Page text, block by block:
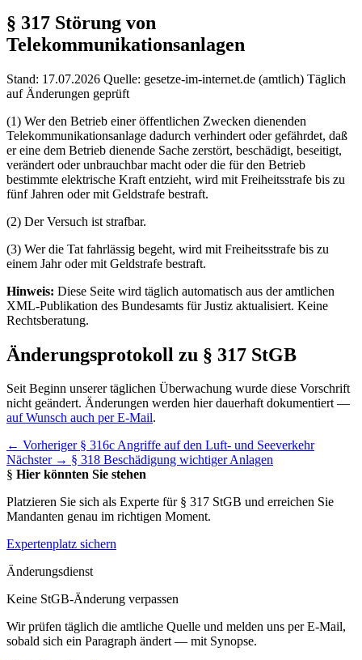
§ 317 Störung von
Telekommunikationsanlagen
Stand: 17.07.2026 Quelle: gesetze-im-internet.de (amtlich) Täglich
auf Änderungen geprüft
(1) Wer den Betrieb einer öffentlichen Zwecken dienenden
Telekommunikationsanlage dadurch verhindert oder gefährdet, daß
er eine dem Betrieb dienende Sache zerstört, beschädigt, beseitigt,
verändert oder unbrauchbar macht oder die für den Betrieb
bestimmte elektrische Kraft entzieht, wird mit Freiheitsstrafe bis zu
fünf Jahren oder mit Geldstrafe bestraft.
(2) Der Versuch ist strafbar.
(3) Wer die Tat fahrlässig begeht, wird mit Freiheitsstrafe bis zu
einem Jahr oder mit Geldstrafe bestraft.
Hinweis: Diese Seite wird täglich automatisch aus der amtlichen
XML-Publikation des Bundesamts für Justiz aktualisiert. Keine
Rechtsberatung.
Änderungsprotokoll zu § 317 StGB
Seit Beginn unserer täglichen Überwachung wurde diese Vorschrift
nicht geändert. Änderungen werden hier dauerhaft dokumentiert —
auf Wunsch auch per E-Mail.
← Vorheriger § 316c Angriffe auf den Luft- und Seeverkehr
Nächster → § 318 Beschädigung wichtiger Anlagen
§ Hier könnten Sie stehen
Platzieren Sie sich als Experte für § 317 StGB und erreichen Sie
Mandanten genau im richtigen Moment.
Expertenplatz sichern
Änderungsdienst
Keine StGB-Änderung verpassen
Wir prüfen täglich die amtliche Quelle und melden uns per E-Mail,
sobald sich ein Paragraph ändert — mit Synopse.